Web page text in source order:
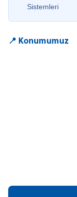
Sistemleri
📍 Konumumuz